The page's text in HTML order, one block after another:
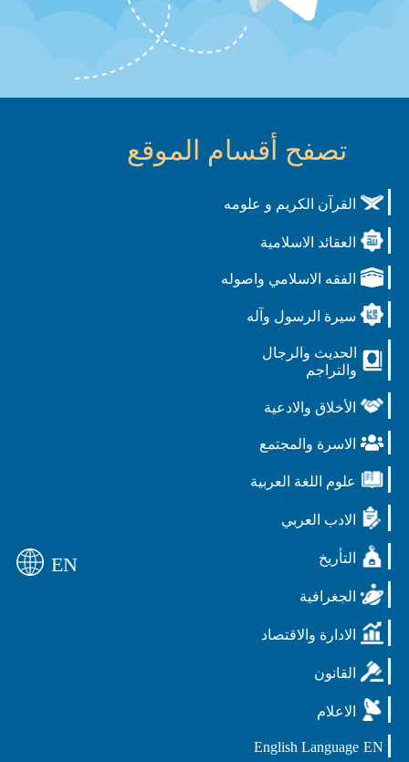
تصفح أقسام الموقع
القرآن الكريم و علومه
العقائد الاسلامية
الفقه الاسلامي واصوله
سيرة الرسول وآله
الحديث والرجال
والتراجم
الأخلاق والادعية
الاسرة والمجتمع
علوم اللغة العربية
الادب العربي
التأريخ
الجغرافية
الادارة والاقتصاد
القانون
الاعلام
EN
English Language
EN